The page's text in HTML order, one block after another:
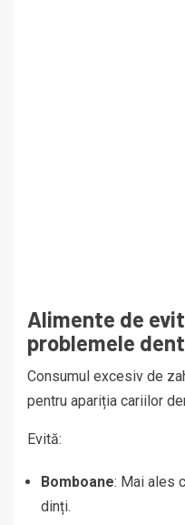
Alimente de
problemele
Consumul excesiv de
pentru apariția cariilor
Evită:
Bomboane: Mai ales
dinți.